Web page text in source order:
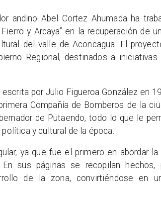
andino Abel Cortez Ahumada ha
y Arcaya” en la recuperación de
del valle de Aconcagua. El
Regional, destinados a
escrita por Julio Figueroa González en
Compañía de Bomberos de la
de Putaendo, todo lo que le
y cultural de la época.
ya que fue el primero en abordar
En sus páginas se recopilan hechos,
de la zona, convirtiéndose en